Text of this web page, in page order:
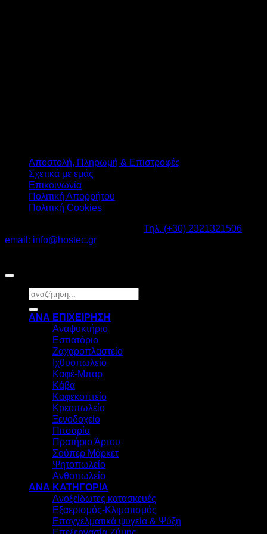
Αποστολή, Πληρωμή & Επιστροφές
Σχετικά με εμάς
Επικοινωνία
Πολιτική Απορρήτου
Πολιτική Cookies
Τηλ. (+30) 2321321506
email: info@hostec.gr
Αναζήτηση
για:
ΑΝΑ ΕΠΙΧΕΙΡΗΣΗ
Αναψυκτήριο
Εστιατόριο
Ζαχαροπλαστείο
Ιχθυοπωλείο
Καφέ-Μπαρ
Κάβα
Καφεκοπτείο
Κρεοπωλείο
Ξενοδοχείο
Πιτσαρία
Πρατήριο Άρτου
Σούπερ Μάρκετ
Ψητοπωλείο
Ανθοπωλείο
ΑΝΑ ΚΑΤΗΓΟΡΙΑ
Ανοξείδωτες κατασκευές
Εξαερισμός-Κλιματισμός
Επαγγελματικά ψυγεία & Ψύξη